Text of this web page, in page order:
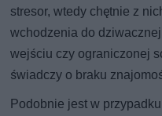
stresor, wtedy chętnie z
wchodzenia do
wejściu czy ograniczonej
świadczy o braku
Podobnie jest w